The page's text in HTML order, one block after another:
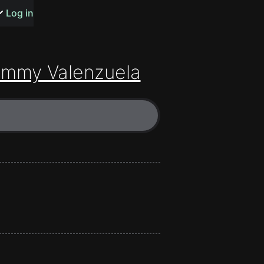
songs
Log in
Valenzuela